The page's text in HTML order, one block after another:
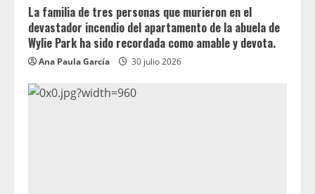
La familia de tres personas que murieron en el
devastador incendio del apartamento de la abuela de
Wylie Park ha sido recordada como amable y devota.
Ana Paula García 30 julio 2026